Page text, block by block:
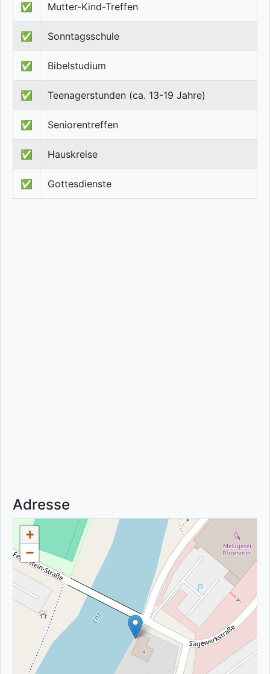
✅ Mutter-Kind-Treffen
✅ Sonntagsschule
✅ Bibelstudium
✅ Teenagerstunden (ca. 13-19 Jahre)
✅ Seniorentreffen
✅ Hauskreise
✅ Gottesdienste
Adresse
+
−